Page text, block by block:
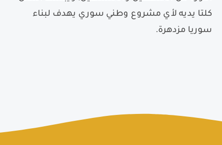
كلتا يديه لأي مشروع وطني سوري يهدف لبناء
سوريا مزدهرة.